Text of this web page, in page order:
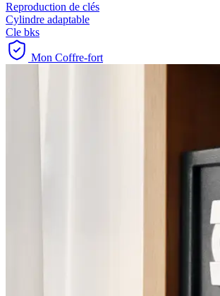
Reproduction de clés
Cylindre adaptable
Cle bks
Mon Coffre-fort